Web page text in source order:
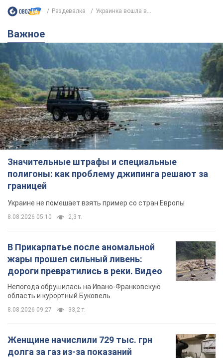
Раздевалка Украинка вошла в...
Важное
Значительные штрафы и специальные
полигоны: как проблему джипинга решают за
границей
Украине не помешает взять пример со стран Европы
8.08.2026 05:10 2,3 т.
В Прикарпатье после аномальной
жары прошел сильный ливень:
дороги превратились в реки. Видео
Непогода обрушилась на Ивано-Франковскую
область и курортный Буковель
8.08.2026 09:27 33,2 т.
Женщине начислили 729 тыс. грн
долга за газ из-за показаний